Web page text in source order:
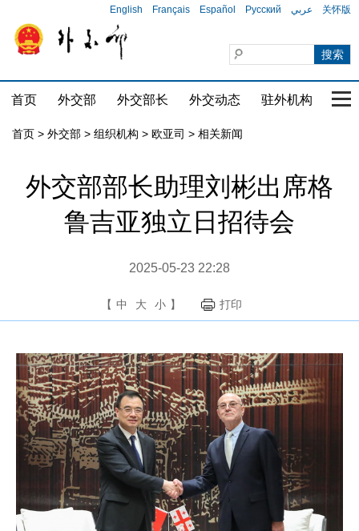
English Français Español Русский عربي 关怀版
首页 外交部 外交部长 外交动态 驻外机构 国
首页 > 外交部 > 组织机构 > 欧亚司 > 相关新闻
外交部部长助理刘彬出席格
鲁吉亚独立日招待会
2025-05-23 22:28
【 中 大 小 】 打印